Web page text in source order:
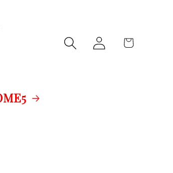
Accedi Carrello